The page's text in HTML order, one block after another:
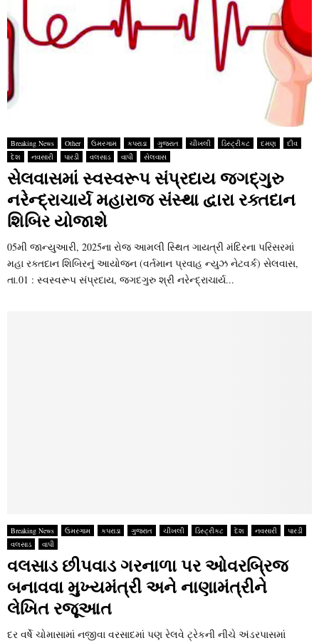
Breaking News Other ઉમરગામ કપરાડા ગુજરાત ચીખલી ડિસ્ટ્રીકટ દમણ
દીવ
દેશ
નવસારી પારડી વલસાડ વાપી સેલવાસ
સેલવાસમાં સ્‍વસ્‍વરૂપ સંપ્રદાય જગદ્‌ગુરુ
નરેન્‍દ્રાચાર્ય મહારાજ સંસ્‍થા દ્વારા રક્‍તદાન
શિબિર યોજાશે
05મી જાન્‍યુઆરી, 2025ના રોજ આમલી સ્‍થિત ગાયત્રી મંદિરના પરિસરમાં
મહા રક્‍તદાન શિબિરનું આયોજન (વર્તમાન પ્રવાહ ન્‍યુઝ નેટવર્ક) સેલવાસ,
તા.01 : સ્‍વસ્‍વરૂપ સંપ્રદાય, જગદગુરુ શ્રી નરેન્‍દ્રાચાર્ય...
Breaking News ઉમરગામ કપરાડા ગુજરાત ચીખલી ડિસ્ટ્રીકટ દેશ નવસારી
પારડી
વલસાડ
વાપી
વલસાડ છીપવાડ ગરનાળા પર ઓવરબ્રિજ
બનાવવા મુખ્‍યમંત્રી અને નાણામંત્રીને
લેખિત રજૂઆત
દર વર્ષે ચોમાસામાં નજીવા વરસાદમાં પણ રેલવે ટ્રેકની નીચે અંડરપાસમાં